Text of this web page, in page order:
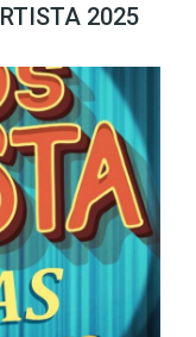
2025